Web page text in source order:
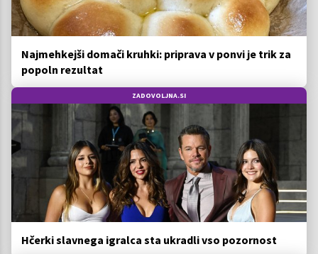
Najmehkejši domači kruhki: priprava v ponvi je trik za
popoln rezultat
ZADOVOLJNA.SI
Hčerki slavnega igralca sta ukradli vso pozornost